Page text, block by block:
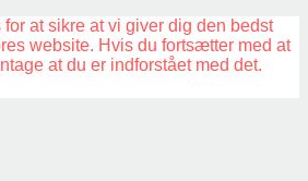
at sikre at vi giver dig den bedst
website. Hvis du fortsætter med at
at du er indforstået med det.